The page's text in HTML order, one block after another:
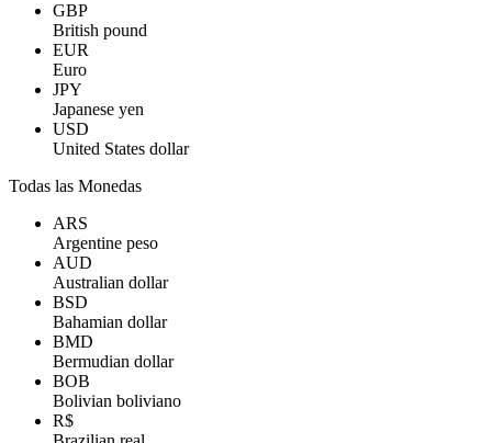
GBP
British pound
EUR
Euro
JPY
Japanese yen
USD
United States dollar
Todas las Monedas
ARS
Argentine peso
AUD
Australian dollar
BSD
Bahamian dollar
BMD
Bermudian dollar
BOB
Bolivian boliviano
R$